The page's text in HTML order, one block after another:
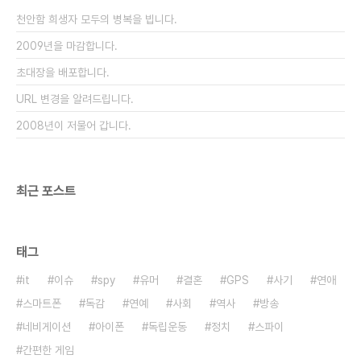
면 단골이 될 수 있겠다 싶은 생각에 찬찬히 읽었는..
천안함 희생자 모두의 병복을 빕니다.
2009년을 마감합니다.
초대장을 배포합니다.
URL 변경을 알려드립니다.
2008년이 저물어 갑니다.
최근 포스트
태그
it 이슈 spy 유머 결혼 GPS 사기
연애
스마트폰
독감 연예 사회 역사
방송
네비게이션
아이폰 독립운동 정치
스파이
간편한 게임